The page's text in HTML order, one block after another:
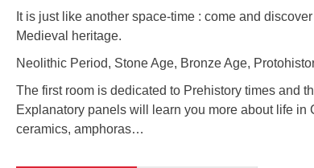
It is just like another space-time : come and
Medieval heritage.
Neolithic Period, Stone Age, Bronze Age,
The first room is dedicated to Prehistory times and
Explanatory panels will learn you more about life
ceramics, amphoras…